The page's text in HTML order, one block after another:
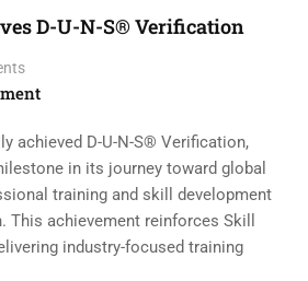
D-U-N-S® Verification
achieved D-U-N-S® Verification,
in its journey toward global
training and skill development
This achievement reinforces Skill
industry-focused training